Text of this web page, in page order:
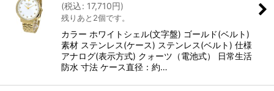
(税込: 17,710円)
残りあと2個です。
カラー ホワイトシェル(文字盤) ゴールド(ベルト)
素材 ステンレス(ケース) ステンレス(ベルト) 仕様
アナログ(表示方式) クォーツ（電池式） 日常生活
防水 寸法 ケース直径：約…